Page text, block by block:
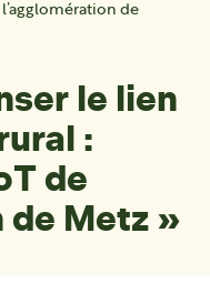
de
le lien
:
de
de Metz »